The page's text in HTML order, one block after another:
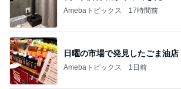
Amebaトピックス 17時間前
日曜の市場で発見したごま油店
Amebaトピックス 1日前